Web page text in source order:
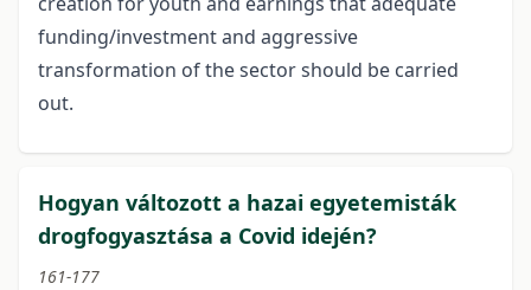
funding/investment and aggressive
transformation of the sector should be carried
out.
Hogyan változott a hazai egyetemisták
drogfogyasztása a Covid idején?
161-177